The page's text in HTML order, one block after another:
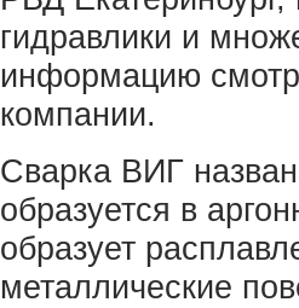
гидравлики и
информацию
компании.
Сварка ВИГ
образуется в
образует
металлические